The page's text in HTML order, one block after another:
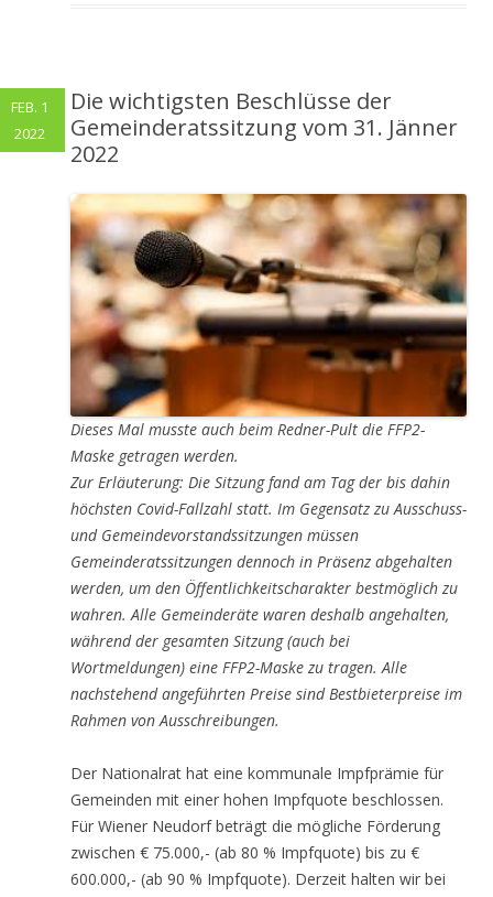
Die wichtigsten Beschlüsse der
Gemeinderatssitzung vom 31. Jänner
2022
Dieses Mal musste auch beim Redner-Pult die FFP2-
Maske getragen werden.
Zur Erläuterung: Die Sitzung fand am Tag der bis dahin
höchsten Covid-Fallzahl statt. Im Gegensatz zu Ausschuss-
und Gemeindevorstandssitzungen müssen
Gemeinderatssitzungen dennoch in Präsenz abgehalten
werden, um den Öffentlichkeitscharakter bestmöglich zu
wahren. Alle Gemeinderäte waren deshalb angehalten,
während der gesamten Sitzung (auch bei
Wortmeldungen) eine FFP2-Maske zu tragen. Alle
nachstehend angeführten Preise sind Bestbieterpreise im
Rahmen von Ausschreibungen.
Der Nationalrat hat eine kommunale Impfprämie für
Gemeinden mit einer hohen Impfquote beschlossen.
Für Wiener Neudorf beträgt die mögliche Förderung
zwischen € 75.000,- (ab 80 % Impfquote) bis zu €
600.000,- (ab 90 % Impfquote). Derzeit halten wir bei
FEB. 1
2022